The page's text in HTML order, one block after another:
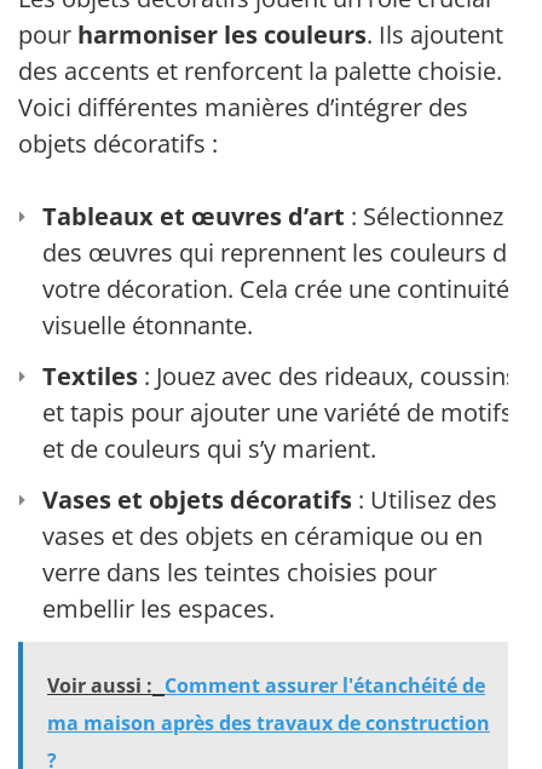
pour harmoniser les couleurs. Ils ajoutent
des accents et renforcent la palette choisie.
Voici différentes manières d’intégrer des
objets décoratifs :
Tableaux et œuvres d’art : Sélectionnez
des œuvres qui reprennent les couleurs de
votre décoration. Cela crée une continuité
visuelle étonnante.
Textiles : Jouez avec des rideaux, coussins,
et tapis pour ajouter une variété de motifs
et de couleurs qui s’y marient.
Vases et objets décoratifs : Utilisez des
vases et des objets en céramique ou en
verre dans les teintes choisies pour
embellir les espaces.
Voir aussi : Comment assurer l'étanchéité de
ma maison après des travaux de construction
?